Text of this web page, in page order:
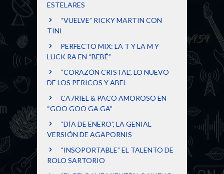
ESTELARES
“VUELVE” RICKY MARTIN CON
TINI
PERFECTO MIX: LA T Y LA M Y
LUCK RA EN “BEBÉ”
“CORAZÓN CRISTAL”, LO NUEVO
DE LOS PERICOS Y ABEL
CA7RIEL & PACO AMOROSO EN
“GOO GOO GA GA”
“DÍA DE ENERO”, LA GENIAL
VERSIÓN DE AGAPORNIS
“INSOPORTABLE” EL TALENTO DE
ROLO SARTORIO